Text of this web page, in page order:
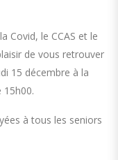
Covid, le CCAS et le
de vous retrouver
15 décembre à la
15h00.
à tous les seniors